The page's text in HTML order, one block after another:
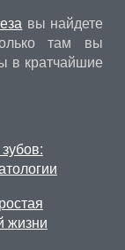
вы найдете
там вы
в кратчайшие
жизни